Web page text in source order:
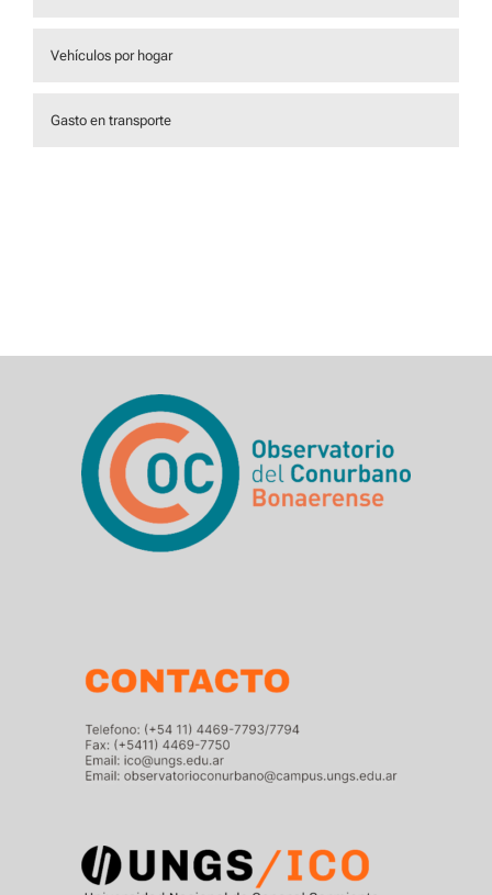
Vehículos por hogar
Gasto en transporte